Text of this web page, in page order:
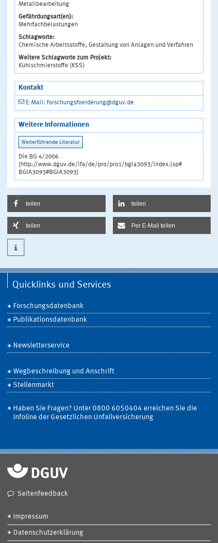
Metallbearbeitung
Gefährdungsart(en):
Mehrfachbelastungen
Schlagworte:
Chemische Arbeitsstoffe, Gestaltung von Anlagen und Verfahren
Weitere Schlagworte zum Projekt:
Kühlschmierstoffe (KSS)
Kontakt
E-Mail: forschungsfoerderung@dguv.de
Weitere Informationen
Die BG 4/2006
[http://www.dguv.de/ifa/de/pro/pro1/bgia3093/index.jsp#
BGIA3093#BGIA3093]
teilen teilen
teilen Per E-Mail teilen
Quicklinks und Services
Forschungsdatenbank
Publikationsdatenbank
Newsletterservice
Wegbeschreibung und Anschrift
Stellenmarkt
Haben Sie Fragen? Unter 0800 6050404 erreichen Sie die
Infoline der Gesetzlichen Unfallversicherung
Seitenfeedback
Impressum
Datenschutzerklärung